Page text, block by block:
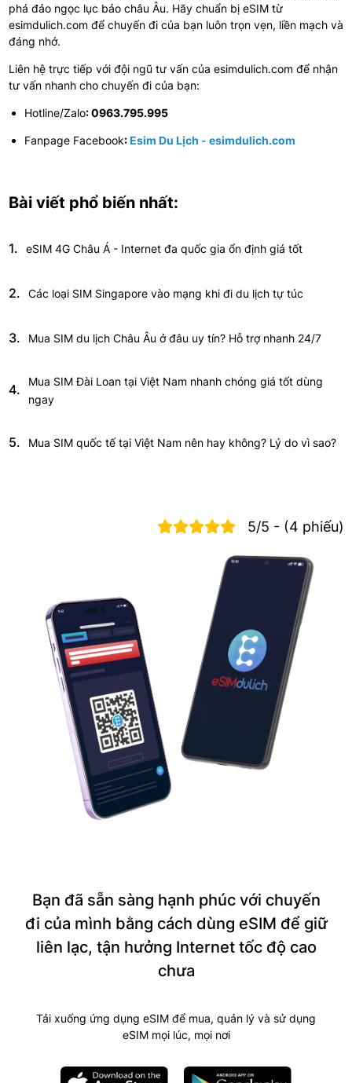
phá đảo ngọc lục bảo châu Âu. Hãy chuẩn bị eSIM từ
esimdulich.com để chuyến đi của bạn luôn trọn vẹn, liền mạch và
đáng nhớ.
Liên hệ trực tiếp với đội ngũ tư vấn của esimdulich.com để nhận
tư vấn nhanh cho chuyến đi của bạn:
Hotline/Zalo: 0963.795.995
Fanpage Facebook:Esim Du Lịch - esimdulich.com
Bài viết phổ biến nhất:
1. eSIM 4G Châu Á - Internet đa quốc gia ổn định giá tốt
2. Các loại SIM Singapore vào mạng khi đi du lịch tự túc
3. Mua SIM du lịch Châu Âu ở đâu uy tín? Hỗ trợ nhanh 24/7
4.
Mua SIM Đài Loan tại Việt Nam nhanh chóng giá tốt dùng
ngay
5. Mua SIM quốc tế tại Việt Nam nên hay không? Lý do vì sao?
5/5 - (4 phiếu)
Bạn đã sẵn sàng hạnh phúc với chuyến
đi của mình bằng cách dùng eSIM để giữ
liên lạc, tận hưởng Internet tốc độ cao
chưa
Tải xuống ứng dụng eSIM để mua, quản lý và sử dụng
eSIM mọi lúc, mọi nơi